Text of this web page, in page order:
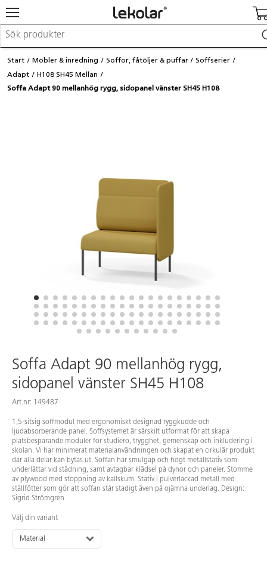
Möbler & inredning
Lekplatsutrustning & utemiljö
Skapa
Leka
Start Möbler & inredning Soffor, fåtöljer & puffar
Soffserier
Adapt
H108 SH45 Mellan
Soffa Adapt 90 mellanhög rygg, sidopanel vänster SH45 H108
Soffa Adapt 90 mellanhög rygg,
sidopanel vänster SH45 H108
Art.nr: 149487
1,5-sitsig soffmodul med ergonomiskt designad ryggkudde och
ljudabsorberande panel. Soffsystemet är särskilt utformat för att skapa
platsbesparande moduler för studiero, trygghet, gemenskap och inkludering i
skolan. Vi har minimerat materialanvändningen och skapat en cirkulär produkt
där alla delar kan bytas ut. Soffan har smulgap och högt metallstativ som
underlättar vid städning, samt avtagbar klädsel på dynor och paneler. Stomme
av plywood med stoppning av kallskum. Stativ i pulverlackad metall med
ställfötter som gör att soffan står stadigt även på ojämna underlag. Design:
Sigrid Strömgren
Välj din variant
Material